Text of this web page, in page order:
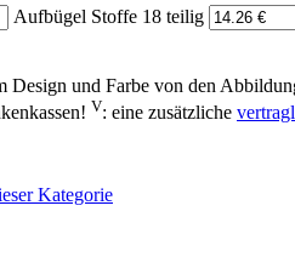
Aufbügel Stoffe 18 teilig
Design und Farbe von den
V: eine zusätzliche
Kategorie